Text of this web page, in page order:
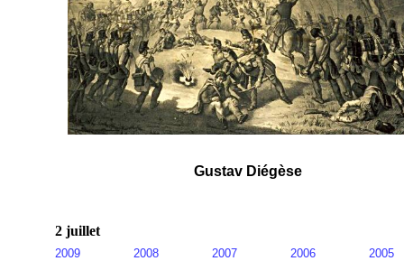
Gustav Diégèse
2 juillet
2009 2008 2007 2006
2005